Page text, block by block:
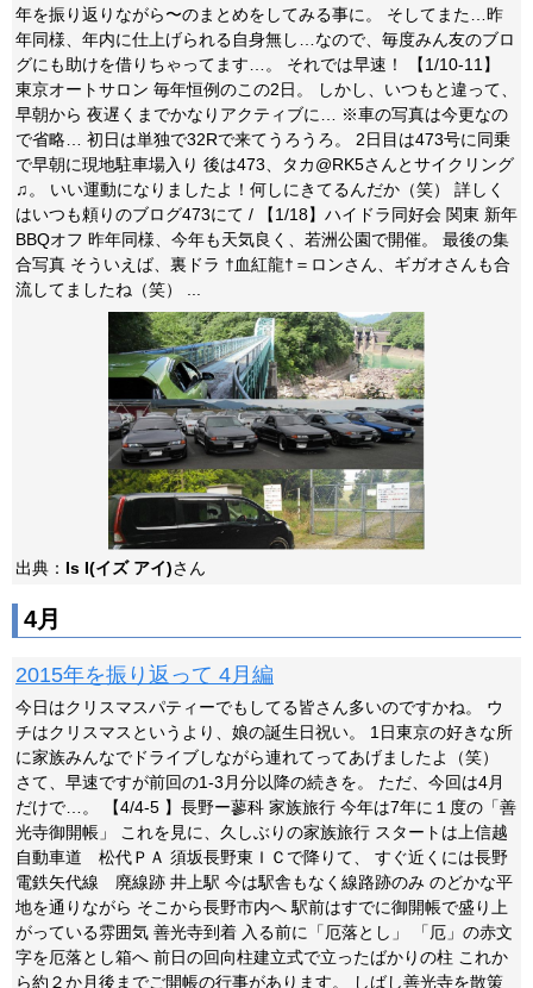
年を振り返りながら〜のまとめをしてみる事に。 そしてまた…昨
年同様、年内に仕上げられる自身無し…なので、毎度みん友のブロ
グにも助けを借りちゃってます…。 それでは早速！ 【1/10-11】
東京オートサロン 毎年恒例のこの2日。 しかし、いつもと違って、
早朝から 夜遅くまでかなりアクティブに… ※車の写真は今更なの
で省略… 初日は単独で32Rで来てうろうろ。 2日目は473号に同乗
で早朝に現地駐車場入り 後は473、タカ@RK5さんとサイクリング
♫。 いい運動になりましたよ！何しにきてるんだか（笑） 詳しく
はいつも頼りのブログ473にて / 【1/18】ハイドラ同好会 関東 新年
BBQオフ 昨年同様、今年も天気良く、若洲公園で開催。 最後の集
合写真 そういえば、裏ドラ †血紅龍†＝ロンさん、ギガオさんも合
流してましたね（笑） ...
出典： Is I(イズ アイ)さん
4月
2015年を振り返って 4月編
今日はクリスマスパティーでもしてる皆さん多いのですかね。 ウ
チはクリスマスというより、娘の誕生日祝い。 1日東京の好きな所
に家族みんなでドライブしながら連れてってあげましたよ（笑）
さて、早速ですが前回の1-3月分以降の続きを。 ただ、今回は4月
だけで…。 【4/4-5 】長野ー蓼科 家族旅行 今年は7年に１度の「善
光寺御開帳」 これを見に、久しぶりの家族旅行 スタートは上信越
自動車道 松代ＰＡ 須坂長野東ＩＣで降りて、 すぐ近くには長野
電鉄矢代線 廃線跡 井上駅 今は駅舎もなく線路跡のみ のどかな平
地を通りながら そこから長野市内へ 駅前はすでに御開帳で盛り上
がっている雰囲気 善光寺到着 入る前に「厄落とし」 「厄」の赤文
字を厄落とし箱へ 前日の回向柱建立式で立ったばかりの柱 これか
ら約２か月後までご開帳の行事があります。 しばし善光寺を散策